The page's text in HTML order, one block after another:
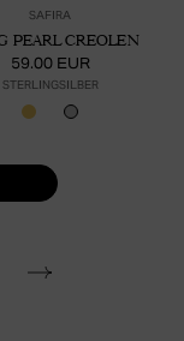
SAFIRA
PEARL CREOLEN
59.00 EUR
STERLINGSILBER